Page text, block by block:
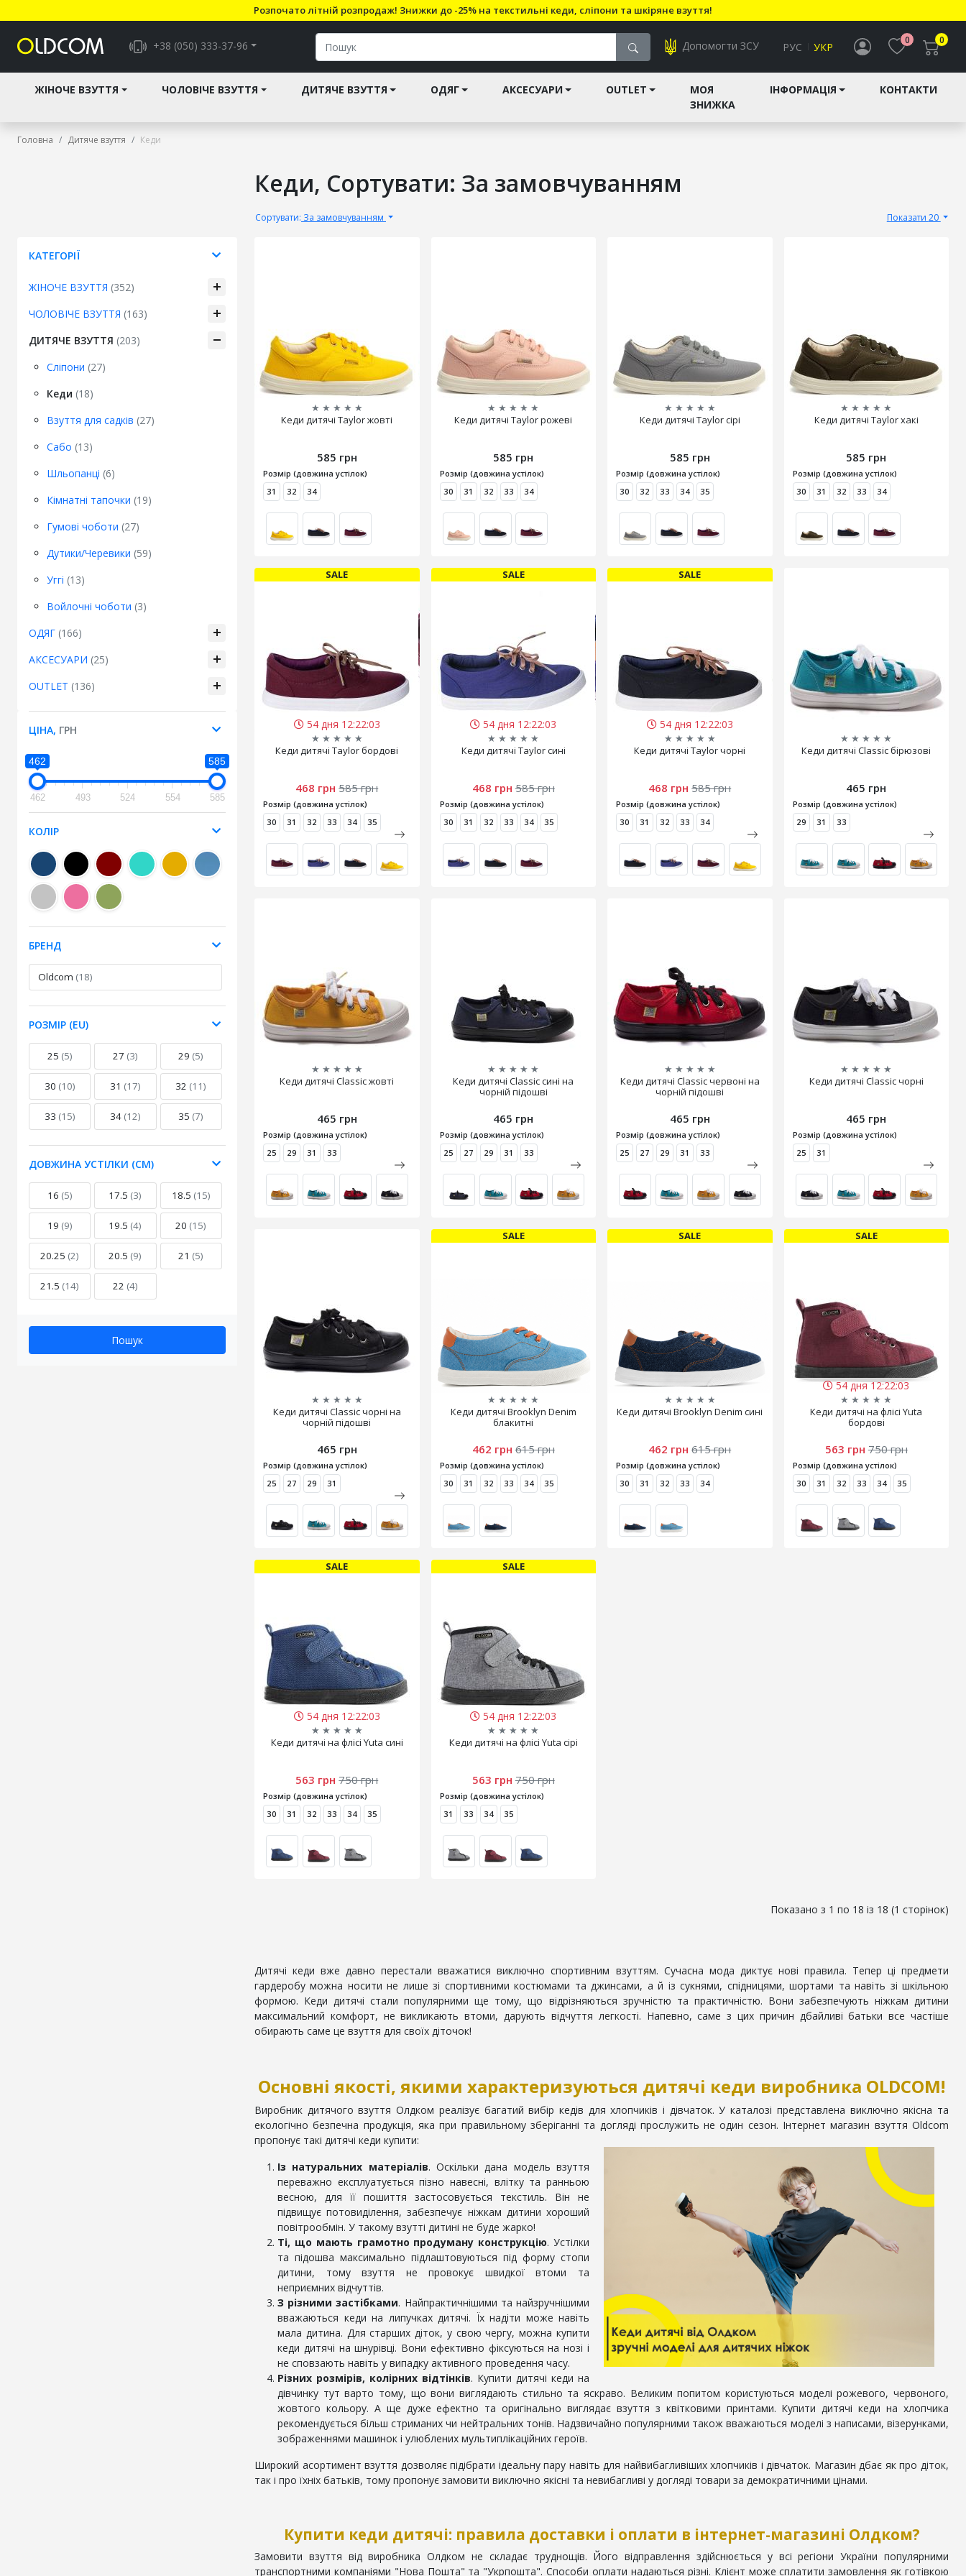
Розпочато літній розпродаж! Знижки до -25% на текстильні кеди, сліпони та шкіряне взуття!
+38 (050) 333-37-96 Допомогти ЗСУ РУС УКР
0 0
ЖІНОЧЕ ВЗУТТЯ ЧОЛОВІЧЕ ВЗУТТЯ ДИТЯЧЕ ВЗУТТЯ ОДЯГ АКСЕСУАРИ OUTLET
МОЯ
ЗНИЖКА
ІНФОРМАЦІЯ КОНТАКТИ
Головна Дитяче взуття Кеди
Кеди, Сортувати: За замовчуванням
Сортувати: За замовчуванням Показати 20
КАТЕГОРІЇ
ЖІНОЧЕ ВЗУТТЯ (352)
ЧОЛОВІЧЕ ВЗУТТЯ (163)
ДИТЯЧЕ ВЗУТТЯ (203)
Сліпони (27)
Кеди (18)
Взуття для садків (27)
Сабо (13)
Шльопанці (6)
Кімнатні тапочки (19)
Гумові чоботи (27)
Дутики/Черевики (59)
Уггі (13)
Войлочні чоботи (3)
ОДЯГ (166)
АКСЕСУАРИ (25)
OUTLET (136)
ЦІНА, ГРН
462 585
462 493 524 554 585
КОЛІР
БРЕНД
Oldcom (18)
РОЗМІР (EU)
25 (5) 27 (3) 29 (5)
30 (10) 31 (17) 32 (11)
33 (15) 34 (12) 35 (7)
ДОВЖИНА УСТІЛКИ (СМ)
16 (5) 17.5 (3) 18.5 (15)
19 (9) 19.5 (4) 20 (15)
20.25 (2) 20.5 (9) 21 (5)
21.5 (14) 22 (4)
Пошук
★ ★ ★ ★ ★
Кеди дитячі Taylor жовті
585 грн
Розмір (довжина устілок)
31
32 34
★ ★ ★ ★ ★
Кеди дитячі Taylor рожеві
585 грн
Розмір (довжина устілок)
30
31 32 33 34
★ ★ ★ ★ ★
Кеди дитячі Taylor сірі
585 грн
Розмір (довжина устілок)
30
32 33 34 35
★ ★ ★ ★ ★
Кеди дитячі Taylor хакі
585 грн
Розмір (довжина устілок)
30
31 32 33 34
54 дня 12:22:02
SALE
★ ★ ★ ★ ★
Кеди дитячі Taylor бордові
468 грн 585 грн
Розмір (довжина устілок)
30
31 32 33 34 35
54 дня 12:22:02
SALE
★ ★ ★ ★ ★
Кеди дитячі Taylor сині
468 грн 585 грн
Розмір (довжина устілок)
30
31 32 33 34 35
54 дня 12:22:02
SALE
★ ★ ★ ★ ★
Кеди дитячі Taylor чорні
468 грн 585 грн
Розмір (довжина устілок)
30
31 32 33 34
★ ★ ★ ★ ★
Кеди дитячі Classic бірюзові
465 грн
Розмір (довжина устілок)
29
31 33
★ ★ ★ ★ ★
Кеди дитячі Classic жовті
465 грн
Розмір (довжина устілок)
25
29 31 33
★ ★ ★ ★ ★
Кеди дитячі Classic сині на
чорній підошві
465 грн
Розмір (довжина устілок)
25
27 29 31 33
★ ★ ★ ★ ★
Кеди дитячі Classic червоні на
чорній підошві
465 грн
Розмір (довжина устілок)
25
27 29 31 33
★ ★ ★ ★ ★
Кеди дитячі Classic чорні
465 грн
Розмір (довжина устілок)
25
31
★ ★ ★ ★ ★
Кеди дитячі Classic чорні на
чорній підошві
465 грн
Розмір (довжина устілок)
25
27 29 31
SALE
★ ★ ★ ★ ★
Кеди дитячі Brooklyn Denim
блакитні
462 грн 615 грн
Розмір (довжина устілок)
30
31 32 33 34 35
SALE
★ ★ ★ ★ ★
Кеди дитячі Brooklyn Denim сині
462 грн 615 грн
Розмір (довжина устілок)
30
31 32 33 34
54 дня 12:22:02
SALE
★ ★ ★ ★ ★
Кеди дитячі на флісі Yuta
бордові
563 грн 750 грн
Розмір (довжина устілок)
30
31 32 33 34 35
54 дня 12:22:02
SALE
★ ★ ★ ★ ★
Кеди дитячі на флісі Yuta сині
563 грн 750 грн
Розмір (довжина устілок)
30
31 32 33 34 35
54 дня 12:22:02
SALE
★ ★ ★ ★ ★
Кеди дитячі на флісі Yuta сірі
563 грн 750 грн
Розмір (довжина устілок)
31
33 34 35
Показано з 1 по 18 із 18 (1 сторінок)
Дитячі кеди вже давно перестали вважатися виключно спортивним взуттям. Сучасна мода диктує нові правила. Тепер ці предмети
гардеробу можна носити не лише зі спортивними костюмами та джинсами, а й із сукнями, спідницями, шортами та навіть зі шкільною
формою. Кеди дитячі стали популярними ще тому, що відрізняються зручністю та практичністю. Вони забезпечують ніжкам дитини
максимальний комфорт, не викликають втоми, дарують відчуття легкості. Напевно, саме з цих причин дбайливі батьки все частіше
обирають саме це взуття для своїх діточок!
Основні якості, якими характеризуються дитячі кеди виробника OLDCOM!
Виробник дитячого взуття Олдком реалізує багатий вибір кедів для хлопчиків і дівчаток. У каталозі представлена ​​виключно якісна та
екологічно безпечна продукція, яка при правильному зберіганні та догляді прослужить не один сезон. Інтернет магазин взуття Oldcom
пропонує такі дитячі кеди купити:
Із натуральних матеріалів. Оскільки дана модель взуття
переважно експлуатується пізно навесні, влітку та ранньою
весною, для її пошиття застосовується текстиль. Він не
підвищує потовиділення, забезпечує ніжкам дитини хороший
повітрообмін. У такому взутті дитині не буде жарко!
Ті, що мають грамотно продуману конструкцію. Устілки
та підошва максимально підлаштовуються під форму стопи
дитини, тому взуття не провокує швидкої втоми та
неприємних відчуттів.
З різними застібками. Найпрактичнішими та найзручнішими
вважаються кеди на липучках дитячі. Їх надіти може навіть
мала дитина. Для старших діток, у свою чергу, можна купити
кеди дитячі на шнурівці. Вони ефективно фіксуються на нозі і
не сповзають навіть у випадку активного проведення часу.
Різних розмірів, колірних відтінків. Купити дитячі кеди на
дівчинку тут варто тому, що вони виглядають стильно та яскраво. Великим попитом користуються моделі рожевого, червоного,
жовтого кольору. А ще дуже ефектно та оригінально виглядає взуття з квітковими принтами. Купити дитячі кеди на хлопчика
рекомендується більш стриманих чи нейтральних тонів. Надзвичайно популярними також вважаються моделі з написами, візерунками,
зображеннями машинок і улюблених мультиплікаційних героїв.
Широкий асортимент взуття дозволяє підібрати ідеальну пару навіть для найвибагливіших хлопчиків і дівчаток. Магазин дбає як про діток,
так і про їхніх батьків, тому пропонує замовити виключно якісні та невибагливі у догляді товари за демократичними цінами.
Купити кеди дитячі: правила доставки і оплати в інтернет-магазині Олдком?
Замовити взуття від виробника Олдком не складає труднощів. Його відправлення здійснюється у всі регіони України популярними
транспортними компаніями "Нова Пошта" та "Укрпошта". Способи оплати надаються різні. Клієнт може сплатити замовлення як готівкою